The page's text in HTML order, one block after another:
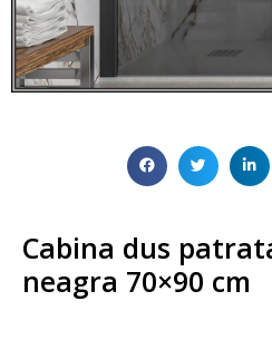
Cabina dus
neagra 70×90 cm